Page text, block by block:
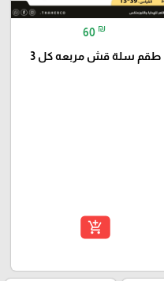
60 ₪
طقم سلة قش مربعه كل 3
add_shopping_cart